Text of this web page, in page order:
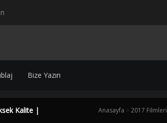
Bize Yazın
Kalite | Anasayfa > 2017 Filmleri